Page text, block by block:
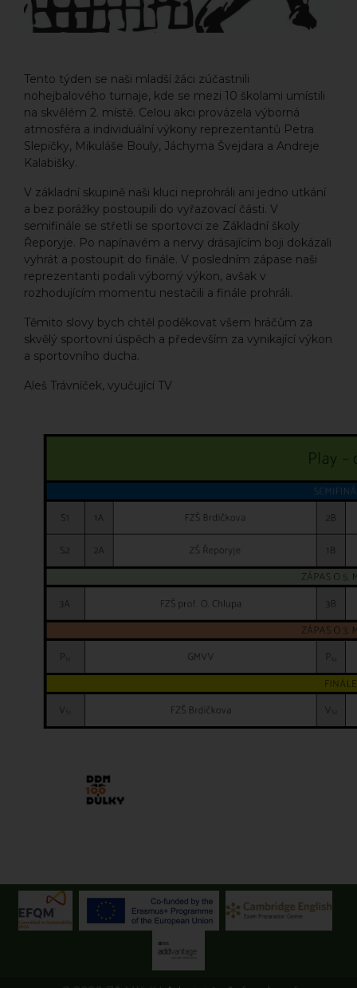
Tento týden se naši mladší žáci zúčastnili
nohejbalového turnaje, kde se mezi 10 školami umístili
na skvělém 2. místě. Celou akci provázela výborná
atmosféra a individuální výkony reprezentantů Petra
Slepičky, Mikuláše Bouly, Jáchyma Švejdara a Andreje
Kalabišky.
V základní skupině naši kluci neprohráli ani jedno utkání
a bez porážky postoupili do vyřazovací části. V
semifinále se střetli se sportovci ze Základní školy
Řeporyje. Po napínavém a nervy drásajícím boji dokázali
vyhrát a postoupit do finále. V posledním zápase naši
reprezentanti podali výborný výkon, avšak v
rozhodujícím momentu nestačili a finále prohráli.
Těmito slovy bych chtěl poděkovat všem hráčům za
skvělý sportovní úspěch a především za vynikající výkon
a sportovního ducha.
Aleš Trávníček, vyučující TV